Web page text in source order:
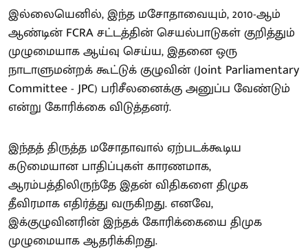
இல்லையெனில், இந்த மசோதாவையும், 2010-ஆம்
ஆண்டின் FCRA சட்டத்தின் செயல்பாடுகள் குறித்தும்
முழுமையாக ஆய்வு செய்ய, இதனை ஒரு
நாடாளுமன்றக் கூட்டுக் குழுவின் (Joint Parliamentary
Committee - JPC) பரிசீலனைக்கு அனுப்ப வேண்டும்
என்று கோரிக்கை விடுத்தனர்.
இந்தத் திருத்த மசோதாவால் ஏற்படக்கூடிய
கடுமையான பாதிப்புகள் காரணமாக,
ஆரம்பத்திலிருந்தே இதன் விதிகளை திமுக
தீவிரமாக எதிர்த்து வருகிறது. எனவே,
இக்குழுவினரின் இந்தக் கோரிக்கையை திமுக
முழுமையாக ஆதரிக்கிறது.